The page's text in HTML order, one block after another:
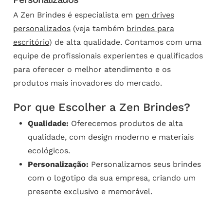
A Zen Brindes é especialista em pen drives
personalizados(veja também brindes para
escritório) de alta qualidade. Contamos com uma
equipe de profissionais experientes e qualificados
para oferecer o melhor atendimento e os
produtos mais inovadores do mercado.
Por que Escolher a Zen Brindes?
Qualidade: Oferecemos produtos de alta
qualidade, com design moderno e materiais
ecológicos.
Personalização: Personalizamos seus brindes
com o logotipo da sua empresa, criando um
presente exclusivo e memorável.